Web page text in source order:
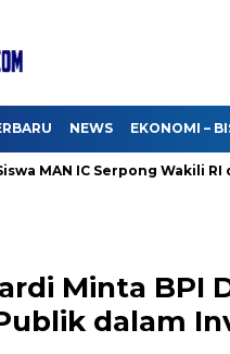
NEWS EKONOMI –
IC Serpong Wakili RI di
Minta BPI
dalam